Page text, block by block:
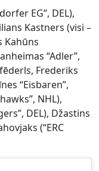
EG”, DEL),
Kastners (visi –
Kahūns
“Adler”,
Frederiks
“Eisbaren”,
NHL),
DEL), Džastins
(“ERC